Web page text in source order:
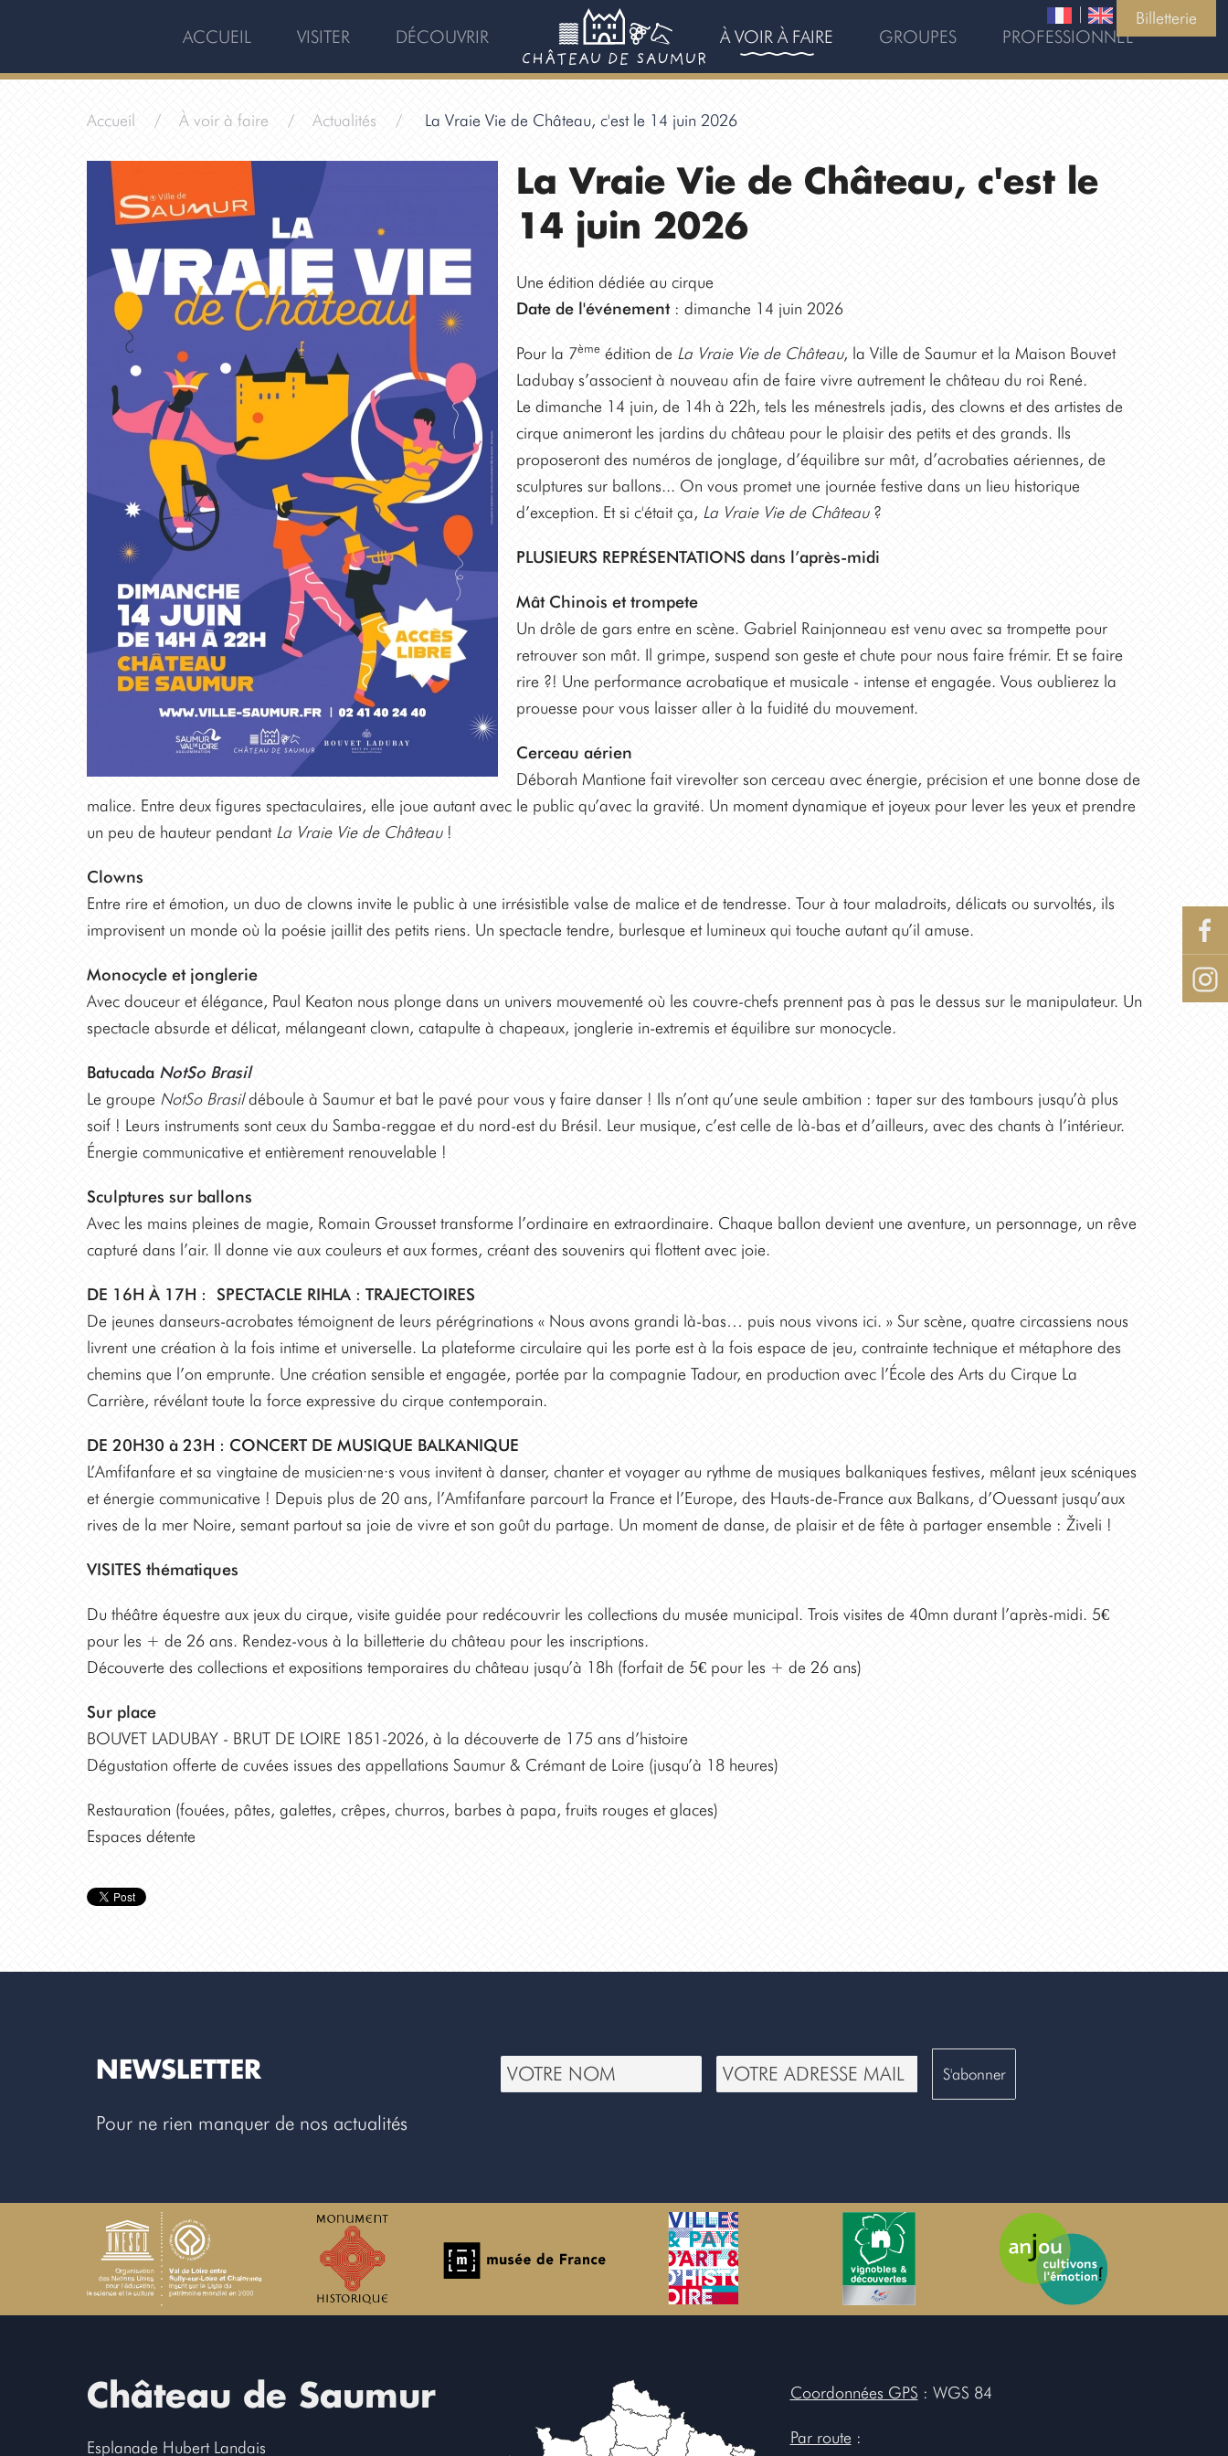
ACCUEIL VISITER DÉCOUVRIR À VOIR À FAIRE GROUPES PROFESSIONNEL
| Billetterie
Accueil À voir à faire Actualités La Vraie Vie de Château, c'est le 14 juin 2026
La Vraie Vie de Château, c'est le
14 juin 2026
Une édition dédiée au cirque
Date de l'événement: dimanche 14 juin 2026
Pour la 7ème édition de La Vraie Vie de Château, la Ville de Saumur et la Maison Bouvet
Ladubay s’associent à nouveau afin de faire vivre autrement le château du roi René.
Le dimanche 14 juin, de 14h à 22h, tels les ménestrels jadis, des clowns et des artistes de
cirque animeront les jardins du château pour le plaisir des petits et des grands. Ils
proposeront des numéros de jonglage, d’équilibre sur mât, d’acrobaties aériennes, de
sculptures sur ballons... On vous promet une journée festive dans un lieu historique
d’exception. Et si c'était ça, La Vraie Vie de Château?
PLUSIEURS REPRÉSENTATIONS dans l’après-midi
Mât Chinois et trompete
Un drôle de gars entre en scène. Gabriel Rainjonneau est venu avec sa trompette pour
retrouver son mât. Il grimpe, suspend son geste et chute pour nous faire frémir. Et se faire
rire ?! Une performance acrobatique et musicale - intense et engagée. Vous oublierez la
prouesse pour vous laisser aller à la fuidité du mouvement.
Cerceau aérien
Déborah Mantione fait virevolter son cerceau avec énergie, précision et une bonne dose de
malice. Entre deux figures spectaculaires, elle joue autant avec le public qu’avec la gravité. Un moment dynamique et joyeux pour lever les yeux et prendre
un peu de hauteur pendant La Vraie Vie de Château!
Clowns
Entre rire et émotion, un duo de clowns invite le public à une irrésistible valse de malice et de tendresse. Tour à tour maladroits, délicats ou survoltés, ils
improvisent un monde où la poésie jaillit des petits riens. Un spectacle tendre, burlesque et lumineux qui touche autant qu’il amuse.
Monocycle et jonglerie
Avec douceur et élégance, Paul Keaton nous plonge dans un univers mouvementé où les couvre-chefs prennent pas à pas le dessus sur le manipulateur. Un
spectacle absurde et délicat, mélangeant clown, catapulte à chapeaux, jonglerie in-extremis et équilibre sur monocycle.
Batucada NotSo Brasil
Le groupe NotSo Brasildéboule à Saumur et bat le pavé pour vous y faire danser ! Ils n’ont qu’une seule ambition : taper sur des tambours jusqu’à plus
soif ! Leurs instruments sont ceux du Samba-reggae et du nord-est du Brésil. Leur musique, c’est celle de là-bas et d’ailleurs, avec des chants à l’intérieur.
Énergie communicative et entièrement renouvelable !
Sculptures sur ballons
Avec les mains pleines de magie, Romain Grousset transforme l’ordinaire en extraordinaire. Chaque ballon devient une aventure, un personnage, un rêve
capturé dans l’air. Il donne vie aux couleurs et aux formes, créant des souvenirs qui flottent avec joie.
DE 16H À 17H : SPECTACLE RIHLA : TRAJECTOIRES
De jeunes danseurs-acrobates témoignent de leurs pérégrinations « Nous avons grandi là-bas… puis nous vivons ici. » Sur scène, quatre circassiens nous
livrent une création à la fois intime et universelle. La plateforme circulaire qui les porte est à la fois espace de jeu, contrainte technique et métaphore des
chemins que l’on emprunte. Une création sensible et engagée, portée par la compagnie Tadour, en production avec l’École des Arts du Cirque La
Carrière, révélant toute la force expressive du cirque contemporain.
DE 20H30 à 23H : CONCERT DE MUSIQUE BALKANIQUE
L’Amfifanfare et sa vingtaine de musicien·ne·s vous invitent à danser, chanter et voyager au rythme de musiques balkaniques festives, mêlant jeux scéniques
et énergie communicative ! Depuis plus de 20 ans, l’Amfifanfare parcourt la France et l’Europe, des Hauts-de-France aux Balkans, d’Ouessant jusqu’aux
rives de la mer Noire, semant partout sa joie de vivre et son goût du partage. Un moment de danse, de plaisir et de fête à partager ensemble : Živeli !
VISITES thématiques
Du théâtre équestre aux jeux du cirque, visite guidée pour redécouvrir les collections du musée municipal. Trois visites de 40mn durant l’après-midi. 5€
pour les + de 26 ans. Rendez-vous à la billetterie du château pour les inscriptions.
Découverte des collections et expositions temporaires du château jusqu’à 18h (forfait de 5€ pour les + de 26 ans)
Sur place
BOUVET LADUBAY - BRUT DE LOIRE 1851-2026, à la découverte de 175 ans d’histoire
Dégustation offerte de cuvées issues des appellations Saumur & Crémant de Loire (jusqu’à 18 heures)
Restauration (fouées, pâtes, galettes, crêpes, churros, barbes à papa, fruits rouges et glaces)
Espaces détente
NEWSLETTER
Pour ne rien manquer de nos actualités
Château de Saumur
Esplanade Hubert Landais
Coordonnées GPS : WGS 84
Par route :